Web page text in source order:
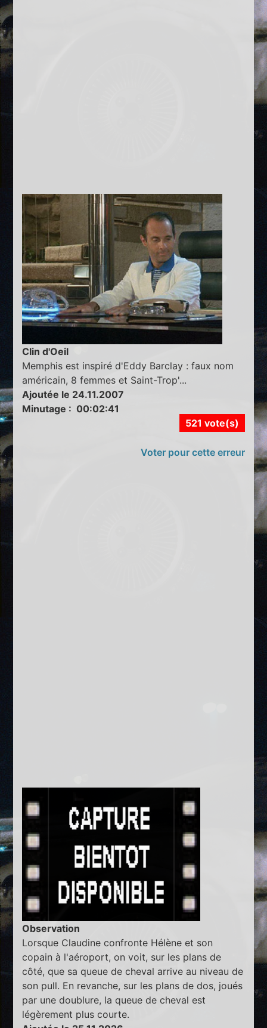
Clin d'Oeil
Memphis est inspiré d'Eddy Barclay : faux nom
américain, 8 femmes et Saint-Trop'...
Ajoutée le 24.11.2007
Minutage : 00:02:41
521 vote(s)
Voter pour cette erreur
Observation
Lorsque Claudine confronte Hélène et son
copain à l'aéroport, on voit, sur les plans de
côté, que sa queue de cheval arrive au niveau de
son pull. En revanche, sur les plans de dos, joués
par une doublure, la queue de cheval est
légèrement plus courte.